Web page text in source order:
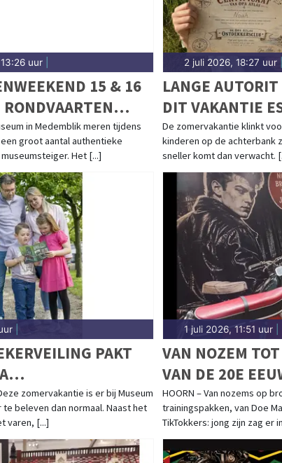
uur
15 & 16
in Medemblik meren tijdens
groot aantal authentieke
Het [...]
2 juli 2026, 18:27 uur|
LANGE
DIT VAKANTIE
JE ZONDER
De zomervakantie klinkt
kinderen op de achterbank
sneller komt dan verwacht.
PAKT
VOOR JONG
zomervakantie is er bij Museum
beleven dan normaal. Naast het
varen, [...]
1 juli 2026, 11:51 uur|
VAN NOZEM
VAN DE 20E
70 JAAR
HOORN – Van nozems op
trainingspakken, van Doe
TikTokkers: jong zijn zag er